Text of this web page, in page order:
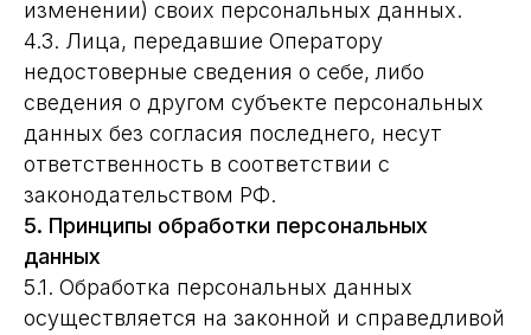
изменении) своих персональных данных.
4.3. Лица, передавшие Оператору
недостоверные сведения о себе, либо
сведения о другом субъекте персональных
данных без согласия последнего, несут
ответственность в соответствии с
законодательством РФ.
5. Принципы обработки персональных
данных
5.1. Обработка персональных данных
осуществляется на законной и справедливой